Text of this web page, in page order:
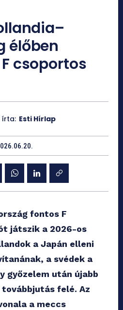
élőben
csoportos
írta: Esti Hírlap
fontos F
játszik a 2026-os
a Japán elleni
a svédek a
győzelem után újabb
felé. Az
a meccs